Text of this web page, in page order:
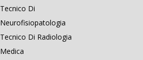
Tecnico Di
Neurofisiopatologia
Tecnico Di Radiologia
Medica